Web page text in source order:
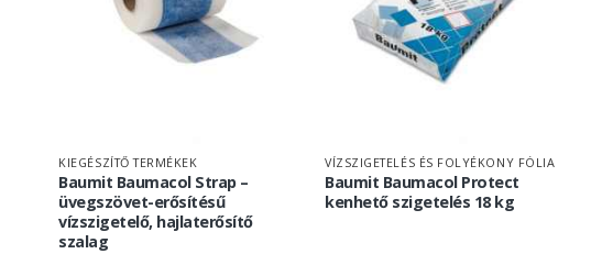
KIEGÉSZÍTŐ TERMÉKEK
Baumit Baumacol Strap –
üvegszövet-erősítésű
vízszigetelő, hajlaterősítő
szalag
VÍZSZIGETELÉS ÉS FOLYÉKONY FÓLIA
Baumit Baumacol Protect
kenhető szigetelés 18 kg